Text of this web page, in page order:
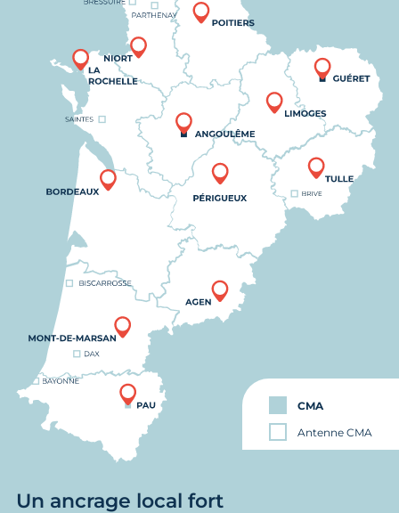
CMA
Antenne CMA
Un ancrage local fort